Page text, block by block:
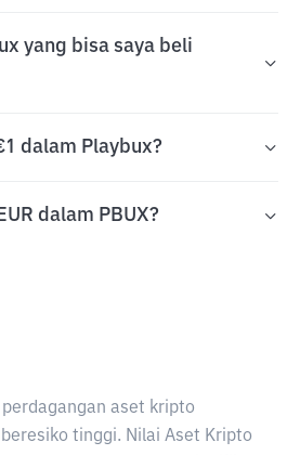
yang bisa saya beli
dalam Playbux?
dalam PBUX?
aset kripto
tinggi. Nilai Aset Kripto